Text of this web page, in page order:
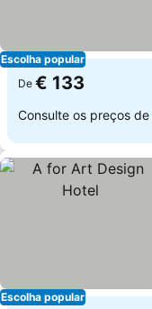
Escolha popular
De € 133
Consulte os preços de
Escolha popular